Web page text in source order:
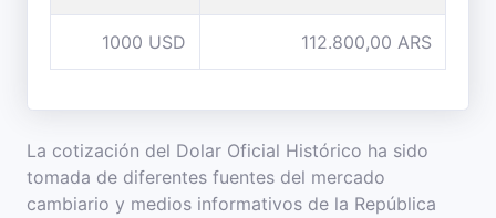
1000 USD 112.800,00 ARS
La cotización del Dolar Oficial Histórico ha sido
tomada de diferentes fuentes del mercado
cambiario y medios informativos de la República